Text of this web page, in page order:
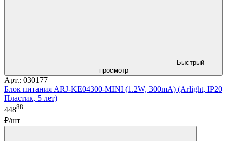
Быстрый
просмотр
Арт.: 030177
Блок питания ARJ-KE04300-MINI (1.2W, 300mA) (Arlight, IP20
Пластик, 5 лет)
44888
₽/шт